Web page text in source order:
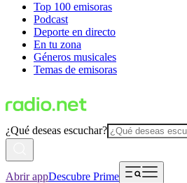
Top 100 emisoras
Podcast
Deporte en directo
En tu zona
Géneros musicales
Temas de emisoras
¿Qué deseas escuchar?
Abrir appDescubre Prime